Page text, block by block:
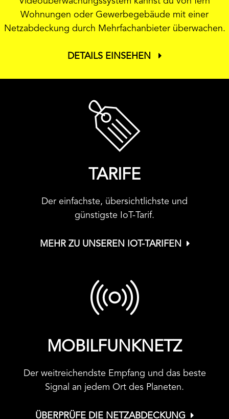
Wohnungen oder Gewerbegebäude mit einer
Netzabdeckung durch Mehrfachanbieter überwachen.
DETAILS EINSEHEN
TARIFE
Der einfachste, übersichtlichste und
günstigste IoT-Tarif.
MEHR ZU UNSEREN IOT-TARIFEN
MOBILFUNKNETZ
Der weitreichendste Empfang und das beste
Signal an jedem Ort des Planeten.
ÜBERPRÜFE DIE NETZABDECKUNG